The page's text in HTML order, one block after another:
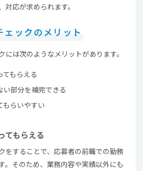
応が求められます。
ェックのメリット
には次のようなメリットがあります。
もらえる
い部分を補完できる
もらいやすい
てもらえる
をすることで、応募者の前職での勤務
。そのため、業務内容や実績以外にも